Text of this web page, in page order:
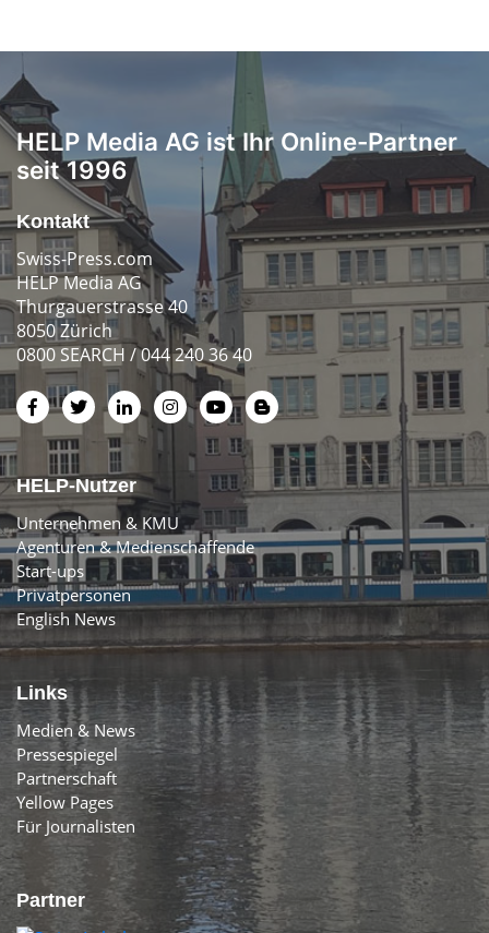
HELP Media AG ist Ihr Online-Partner
seit 1996
Kontakt
Swiss-Press.com
HELP Media AG
Thurgauerstrasse 40
8050 Zürich
0800 SEARCH / 044 240 36 40
HELP-Nutzer
Unternehmen & KMU
Agenturen & Medienschaffende
Start-ups
Privatpersonen
English News
Links
Medien & News
Pressespiegel
Partnerschaft
Yellow Pages
Für Journalisten
Partner